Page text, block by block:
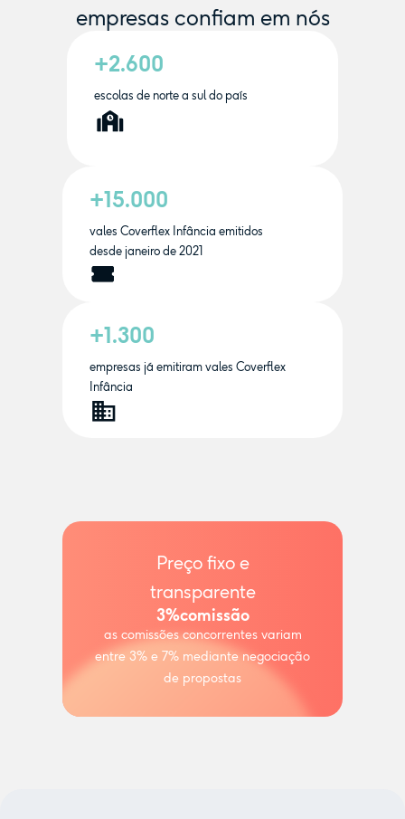
empresas confiam em nós
+2.600
escolas de norte a sul do país
+15.000
vales Coverflex Infância emitidos
desde janeiro de 2021
+1.300
empresas já emitiram vales Coverflex
Infância
Preço fixo e
transparente
3%comissão
as comissões concorrentes variam
entre 3% e 7% mediante negociação
de propostas